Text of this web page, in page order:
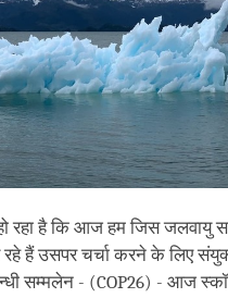
रहा है कि आज हम जिस जलवायु
रहे हैं उसपर चर्चा करने के लिए
सम्मलेन - (COP26) - आज